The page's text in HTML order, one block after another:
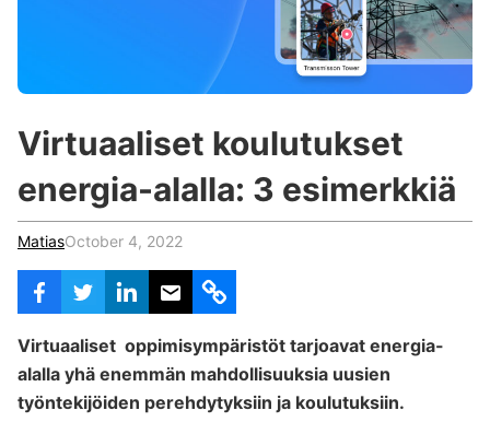
Certified Trainers Program
r
Virtuaaliset koulutukset
energia-alalla: 3 esimerkkiä
MatiasOctober 4, 2022
Virtuaaliset oppimisympäristöt tarjoavat energia-
alalla yhä enemmän mahdollisuuksia uusien
työntekijöiden perehdytyksiin ja koulutuksiin.